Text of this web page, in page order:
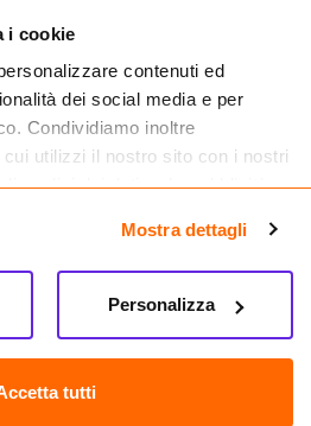
i cookie
contenuti ed
dei social media e per
Condividiamo inoltre
utilizzi il nostro sito con i nostri
analisi dei dati web, pubblicità e
loro o che hanno raccolto dal
Mostra dettagli
tutti
Personalizza
NA-884088
128, 80147 Napoli